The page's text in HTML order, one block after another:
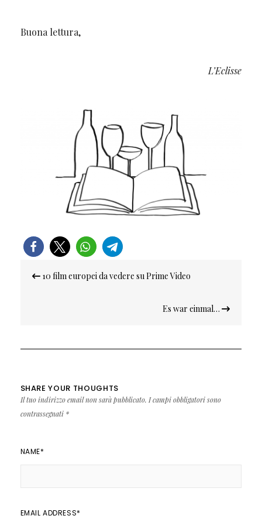
Buona lettura,
L’Eclisse
Navigazione
10 film europei da vedere su Prime Video
Es war einmal…
SHARE YOUR THOUGHTS
Il tuo indirizzo email non sarà pubblicato. I campi obbligatori sono
contrassegnati *
NAME*
EMAIL ADDRESS*